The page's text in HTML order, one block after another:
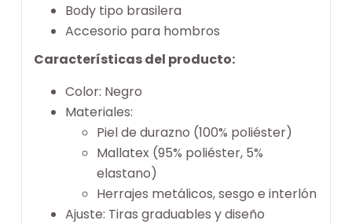
Body tipo brasilera
Accesorio para hombros
Características del producto:
Color: Negro
Materiales:
Piel de durazno (100% poliéster)
Mallatex (95% poliéster, 5%
elastano)
Herrajes metálicos, sesgo e interlón
Ajuste: Tiras graduables y diseño